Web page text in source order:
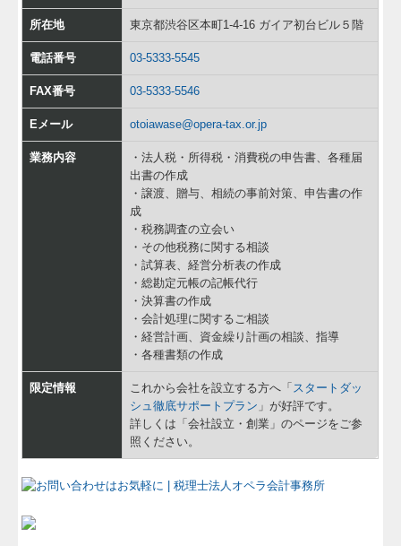
所在地 東京都渋谷区本町1-4-16 ガイア初台ビル５階
電話番号 03-5333-5545
FAX番号 03-5333-5546
Eメール otoiawase@opera-tax.or.jp
業務内容
・法人税・所得税・消費税の申告書、各種届
出書の作成
・譲渡、贈与、相続の事前対策、申告書の作
成
・税務調査の立会い
・その他税務に関する相談
・試算表、経営分析表の作成
・総勘定元帳の記帳代行
・決算書の作成
・会計処理に関するご相談
・経営計画、資金繰り計画の相談、指導
・各種書類の作成
限定情報 これから会社を設立する方へ「 スタートダッ
シュ徹底サポートプラン 」が好評です。
詳しくは「会社設立・創業」のページをご参
照ください。